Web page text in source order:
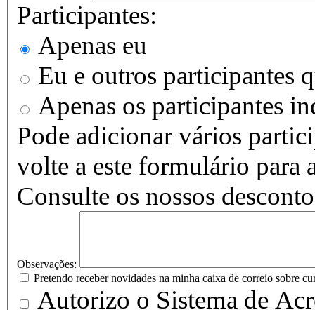
Participantes:
Apenas eu
Eu e outros participantes
Apenas os participantes
Pode adicionar vários
volte a este formulário para
Consulte os nossos
Observações:
Pretendo receber novidades na minha caixa de correio sobre
Autorizo o Sistema de